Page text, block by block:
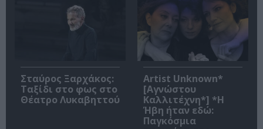
Σταύρος Ξαρχάκος:
Ταξίδι στο φως στο
Θέατρο Λυκαβηττού
Artist Unknown*
[Αγνώστου
Καλλιτέχνη*] *Η
Ήβη ήταν εδώ:
Παγκόσμια